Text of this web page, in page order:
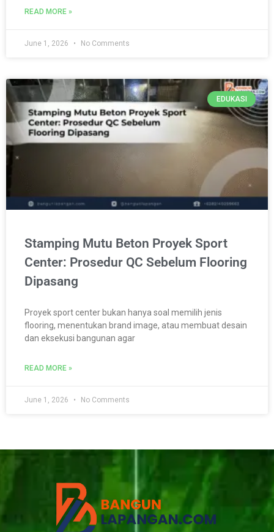
READ MORE »
June 1, 2026 No Comments
EDUKASI
Stamping Mutu Beton Proyek Sport
Center: Prosedur QC Sebelum Flooring
Dipasang
Proyek sport center bukan hanya soal memilih jenis
flooring, menentukan brand image, atau membuat desain
dan eksekusi bangunan agar
READ MORE »
June 1, 2026 No Comments